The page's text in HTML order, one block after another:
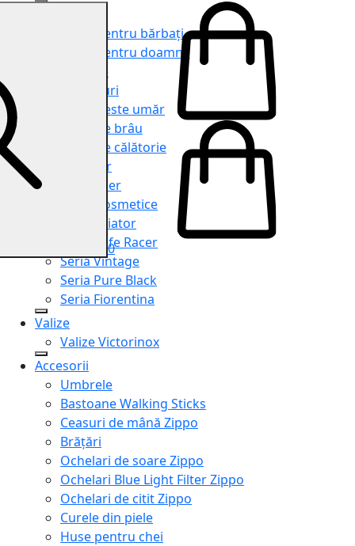
Genți pentru bărbați
Genți pentru doamne
Serviete
Rucsacuri
Genți peste umăr
Genți de brâu
Genți de călătorie
Shopper
Organiser
Truse cosmetice
Seria Aviator
Seria Cafe Racer
Seria Vintage
Seria Pure Black
Seria Fiorentina
Valize
Valize Victorinox
Accesorii
Umbrele
Bastoane Walking Sticks
Ceasuri de mână Zippo
Brățări
Ochelari de soare Zippo
Ochelari Blue Light Filter Zippo
Ochelari de citit Zippo
Curele din piele
Huse pentru chei
0